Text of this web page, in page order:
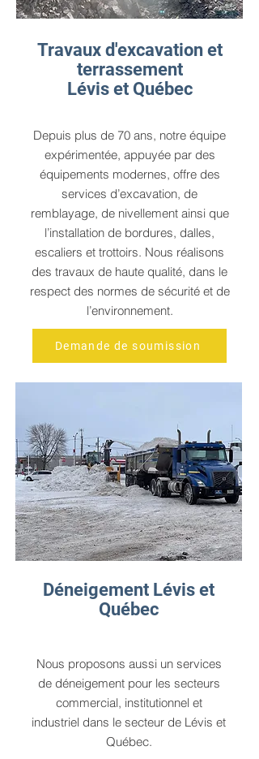
Travaux d'excavation et
terrassement
Lévis et Québec
Depuis plus de 70 ans, notre équipe
expérimentée, appuyée par des
équipements modernes, offre des
services d’excavation, de
remblayage, de nivellement ainsi que
l’installation de bordures, dalles,
escaliers et trottoirs. Nous réalisons
des travaux de haute qualité, dans le
respect des normes de sécurité et de
l’environnement.
Demande de soumission
Déneigement Lévis et
Québec
Nous proposons aussi un services
de déneigement pour les secteurs
commercial, institutionnel et
industriel dans le secteur de Lévis et
Québec.